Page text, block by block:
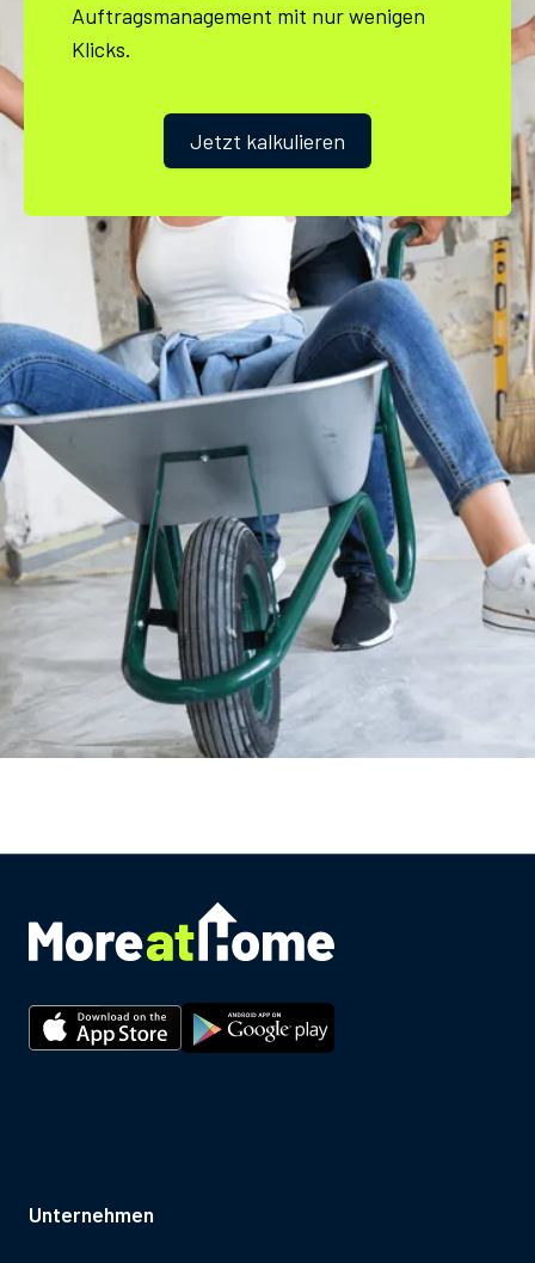
Auftragsmanagement mit nur wenigen
Klicks.
Jetzt kalkulieren
Unternehmen